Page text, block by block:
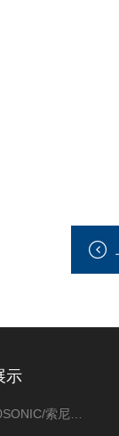
示
WA-790SONIC/索尼克 WAM-100新型迷你风速仪